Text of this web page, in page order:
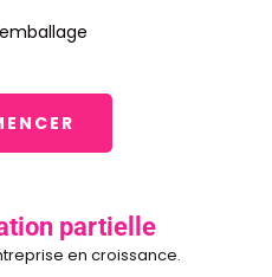
partielle
en croissance.